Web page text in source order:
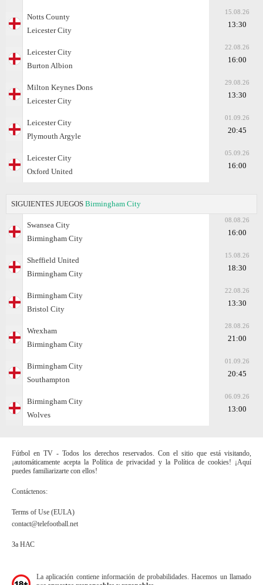
Notts County
Leicester City
15.08.26
13:30
Leicester City
Burton Albion
22.08.26
16:00
Milton Keynes Dons
Leicester City
29.08.26
13:30
Leicester City
Plymouth Argyle
01.09.26
20:45
Leicester City
Oxford United
05.09.26
16:00
SIGUIENTES JUEGOS Birmingham City
Swansea City
Birmingham City
08.08.26
16:00
Sheffield United
Birmingham City
15.08.26
18:30
Birmingham City
Bristol City
22.08.26
13:30
Wrexham
Birmingham City
28.08.26
21:00
Birmingham City
Southampton
01.09.26
20:45
Birmingham City
Wolves
06.09.26
13:00
Fútbol en TV - Todos los derechos reservados. Con el sitio que está visitando,
¡automáticamente acepta la Política de privacidad y la Política de cookies! ¡Aquí
puedes familiarizarte con ellos!
Contáctenos:
Terms of Use (EULA)
contact@telefootball.net
За НАС
La aplicación contiene información de probabilidades. Hacemos un llamado